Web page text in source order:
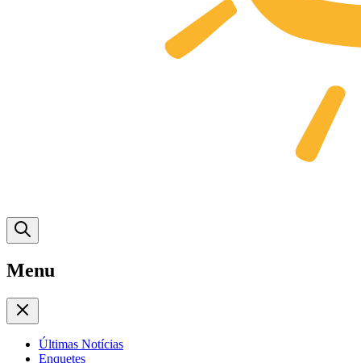
Menu
Últimas Notícias
Enquetes